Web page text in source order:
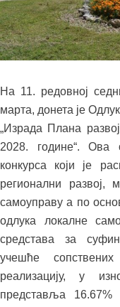
На 11. редовној
марта, донета је
„Израда Плана
2028. године“. Ова
конкурса који је
регионални развој,
самоуправу а по
одлука локалне
средстава за
учешће
реализацију, у
представља 16.67%